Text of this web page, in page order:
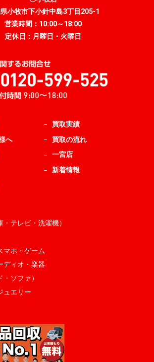
小牧市下小針中島3丁目205-1
営業時間：10:00～18:00
定休日：月曜日・火曜日
買取実績
へ
買取の流れ
一宮店
新着情報
テレビ・洗濯機）
マホ・ゲーム
ディオ・楽器
ソファ）
ュエリー